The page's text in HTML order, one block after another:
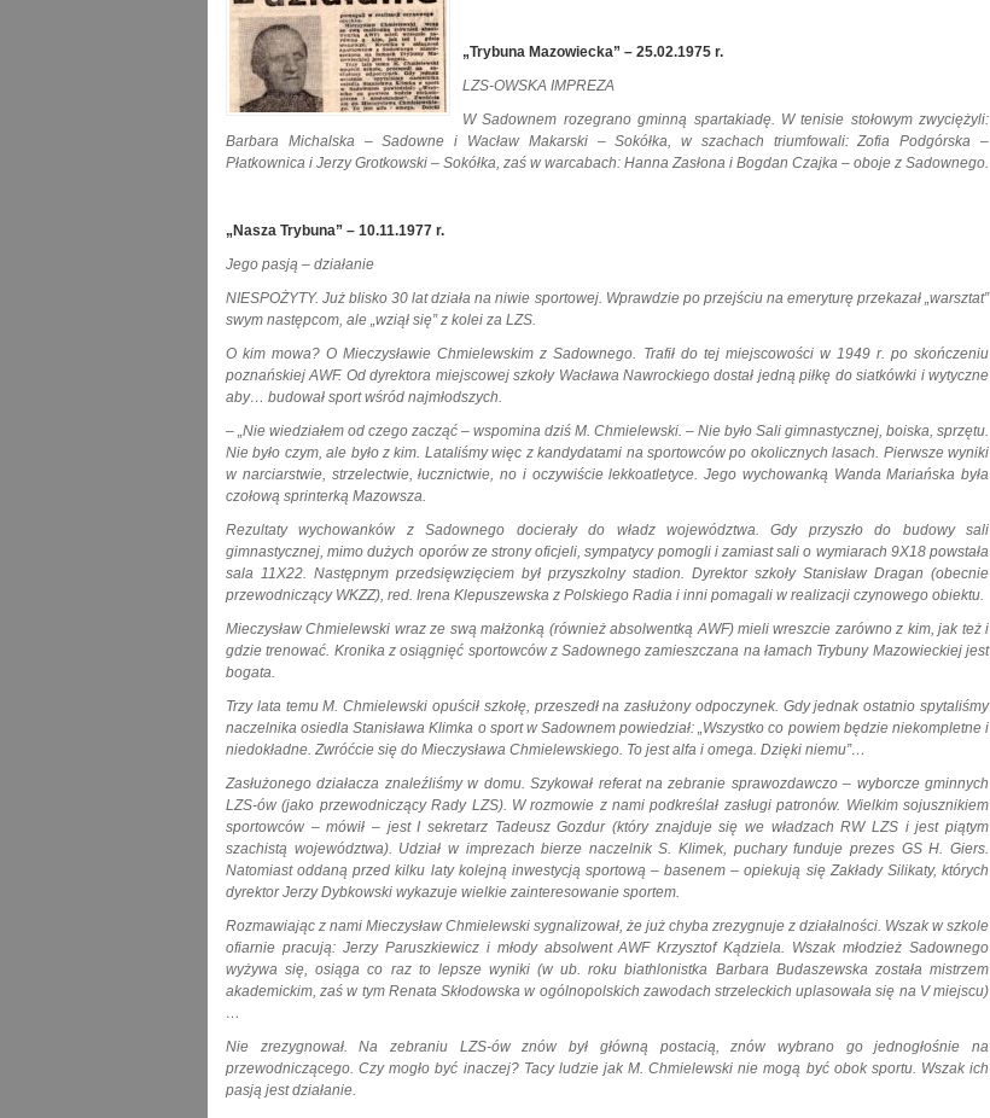
„Trybuna Mazowiecka” – 25.02.1975 r.
LZS-OWSKA IMPREZA
W Sadownem rozegrano gminną spartakiadę. W tenisie stołowym zwyciężyli:
Barbara Michalska – Sadowne i Wacław Makarski – Sokółka, w szachach triumfowali: Zofia Podgórska –
Płatkownica i Jerzy Grotkowski – Sokółka, zaś w warcabach: Hanna Zasłona i Bogdan Czajka – oboje z Sadownego.
„Nasza Trybuna” – 10.11.1977 r.
Jego pasją – działanie
NIESPOŻYTY. Już blisko 30 lat działa na niwie sportowej. Wprawdzie po przejściu na emeryturę przekazał „warsztat”
swym następcom, ale „wziął się” z kolei za LZS.
O kim mowa? O Mieczysławie Chmielewskim z Sadownego. Trafił do tej miejscowości w 1949 r. po skończeniu
poznańskiej AWF. Od dyrektora miejscowej szkoły Wacława Nawrockiego dostał jedną piłkę do siatkówki i wytyczne
aby… budował sport wśród najmłodszych.
– „Nie wiedziałem od czego zacząć – wspomina dziś M. Chmielewski. – Nie było Sali gimnastycznej, boiska, sprzętu.
Nie było czym, ale było z kim. Lataliśmy więc z kandydatami na sportowców po okolicznych lasach. Pierwsze wyniki
w narciarstwie, strzelectwie, łucznictwie, no i oczywiście lekkoatletyce. Jego wychowanką Wanda Mariańska była
czołową sprinterką Mazowsza.
Rezultaty wychowanków z Sadownego docierały do władz województwa. Gdy przyszło do budowy sali
gimnastycznej, mimo dużych oporów ze strony oficjeli, sympatycy pomogli i zamiast sali o wymiarach 9X18 powstała
sala 11X22. Następnym przedsięwzięciem był przyszkolny stadion. Dyrektor szkoły Stanisław Dragan (obecnie
przewodniczący WKZZ), red. Irena Klepuszewska z Polskiego Radia i inni pomagali w realizacji czynowego obiektu.
Mieczysław Chmielewski wraz ze swą małżonką (również absolwentką AWF) mieli wreszcie zarówno z kim, jak też i
gdzie trenować. Kronika z osiągnięć sportowców z Sadownego zamieszczana na łamach Trybuny Mazowieckiej jest
bogata.
Trzy lata temu M. Chmielewski opuścił szkołę, przeszedł na zasłużony odpoczynek. Gdy jednak ostatnio spytaliśmy
naczelnika osiedla Stanisława Klimka o sport w Sadownem powiedział: „Wszystko co powiem będzie niekompletne i
niedokładne. Zwróćcie się do Mieczysława Chmielewskiego. To jest alfa i omega. Dzięki niemu”…
Zasłużonego działacza znaleźliśmy w domu. Szykował referat na zebranie sprawozdawczo – wyborcze gminnych
LZS-ów (jako przewodniczący Rady LZS). W rozmowie z nami podkreślał zasługi patronów. Wielkim sojusznikiem
sportowców – mówił – jest I sekretarz Tadeusz Gozdur (który znajduje się we władzach RW LZS i jest piątym
szachistą województwa). Udział w imprezach bierze naczelnik S. Klimek, puchary funduje prezes GS H. Giers.
Natomiast oddaną przed kilku laty kolejną inwestycją sportową – basenem – opiekują się Zakłady Silikaty, których
dyrektor Jerzy Dybkowski wykazuje wielkie zainteresowanie sportem.
Rozmawiając z nami Mieczysław Chmielewski sygnalizował, że już chyba zrezygnuje z działalności. Wszak w szkole
ofiarnie pracują: Jerzy Paruszkiewicz i młody absolwent AWF Krzysztof Kądziela. Wszak młodzież Sadownego
wyżywa się, osiąga co raz to lepsze wyniki (w ub. roku biathlonistka Barbara Budaszewska została mistrzem
akademickim, zaś w tym Renata Skłodowska w ogólnopolskich zawodach strzeleckich uplasowała się na V miejscu)
…
Nie zrezygnował. Na zebraniu LZS-ów znów był główną postacią, znów wybrano go jednogłośnie na
przewodniczącego. Czy mogło być inaczej? Tacy ludzie jak M. Chmielewski nie mogą być obok sportu. Wszak ich
pasją jest działanie.